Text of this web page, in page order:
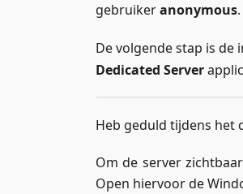
gebruikeranonymous
De volgende stap is de
Dedicated Server
Heb geduld tijdens het
Om de server
Open hiervoor de